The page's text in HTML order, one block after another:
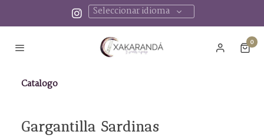
Seleccionar idioma
0
Catalogo
Gargantilla Sardinas